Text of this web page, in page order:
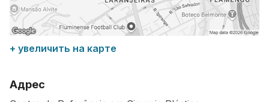
+ увеличить на карте
Адрес